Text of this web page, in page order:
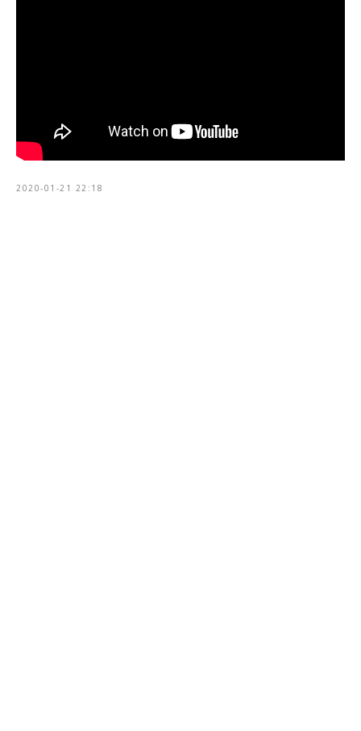
2020-01-21 22:18